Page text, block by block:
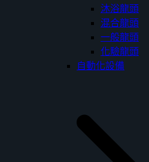
沐浴龍頭
混合龍頭
一般龍頭
化驗龍頭
自動化設備